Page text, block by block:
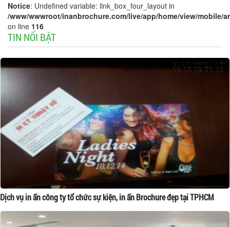
Notice: Undefined variable: link_box_four_layout in
/www/wwwroot/inanbrochure.com/live/app/home/view/mobile/
on line 116
TIN NỔI BẬT
Dịch vụ in ấn công ty tổ chức sự kiện, in ấn Brochure đẹp tại TPHCM